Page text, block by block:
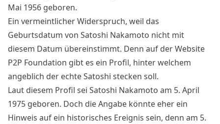
Mai 1956 geboren.
Ein vermeintlicher Widerspruch, weil das
Geburtsdatum von Satoshi Nakamoto nicht mit
diesem Datum übereinstimmt. Denn auf der Website
P2P Foundation gibt es ein Profil, hinter welchem
angeblich der echte Satoshi stecken soll.
Laut diesem Profil sei Satoshi Nakamoto am 5. April
1975 geboren. Doch die Angabe könnte eher ein
Hinweis auf ein historisches Ereignis sein, denn am 5.